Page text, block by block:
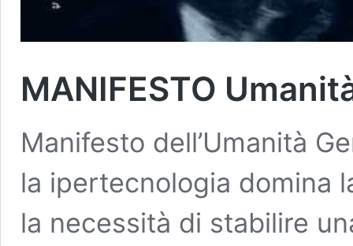
MANIFESTO
Manifesto dell’Umanità
la ipertecnologia domina
la necessità di stabilire